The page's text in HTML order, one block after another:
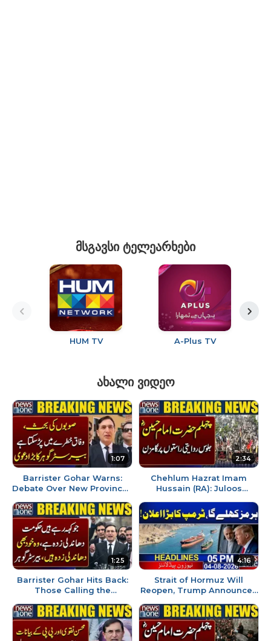
მსგავსი ტელეარხები
HUM TV A-Plus TV
ახალი ვიდეო
1:07
Barrister Gohar Warns:
Debate Over New Provinces
Risk | News One
2:34
Chehlum Hazrat Imam
Hussain (RA): Juloos
Gamzan | NewsOne
1:25
Barrister Gohar Hits Back:
Those Calling the
Rigged Themselves |
Breaking News
4:16
Strait of Hormuz Will
Reopen, Trump Announces
News One